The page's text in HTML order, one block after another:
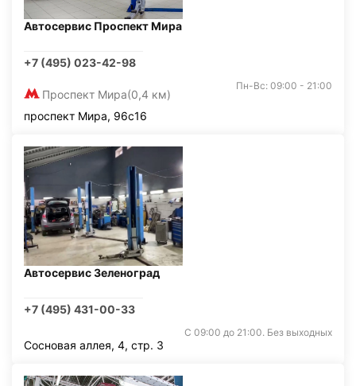
Автосервис Проспект Мира
+7 (495) 023-42-98
Проспект Мира(0,4 км)
Пн-Вс: 09:00 - 21:00
проспект Мира, 96с16
Автосервис Зеленоград
+7 (495) 431-00-33
С 09:00 до 21:00. Без выходных
Сосновая аллея, 4, стр. 3